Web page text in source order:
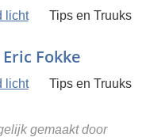
licht Tips en Truuks
Fokke
licht Tips en Truuks
gemaakt door